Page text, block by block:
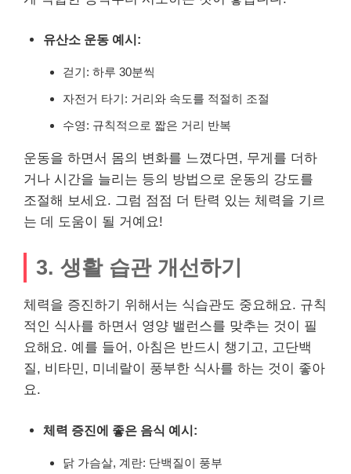
유산소 운동 예시:
걷기: 하루 30분씩
자전거 타기: 거리와 속도를 적절히 조절
수영: 규칙적으로 짧은 거리 반복
운동을 하면서 몸의 변화를 느꼈다면, 무게를 더하
거나 시간을 늘리는 등의 방법으로 운동의 강도를
조절해 보세요. 그럼 점점 더 탄력 있는 체력을 기르
는 데 도움이 될 거예요!
3. 생활 습관 개선하기
체력을 증진하기 위해서는 식습관도 중요해요. 규칙
적인 식사를 하면서 영양 밸런스를 맞추는 것이 필
요해요. 예를 들어, 아침은 반드시 챙기고, 고단백
질, 비타민, 미네랄이 풍부한 식사를 하는 것이 좋아
요.
체력 증진에 좋은 음식 예시:
닭 가슴살, 계란: 단백질이 풍부